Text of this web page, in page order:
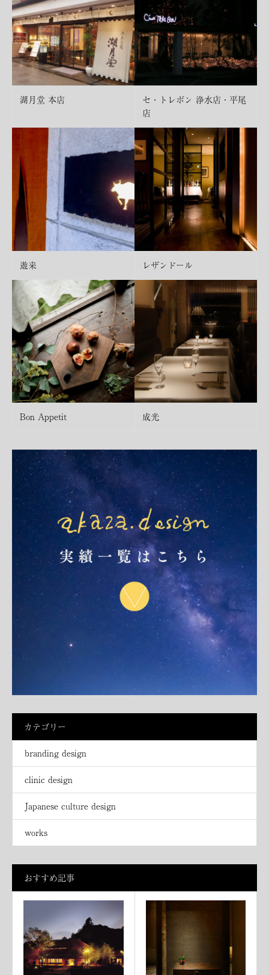
湖月堂 本店
セ・トレボン 浄水店・平尾
店
遊来 レザンドール
Bon Appetit 成光
カテゴリー
branding design
clinic design
Japanese culture design
works
おすすめ記事